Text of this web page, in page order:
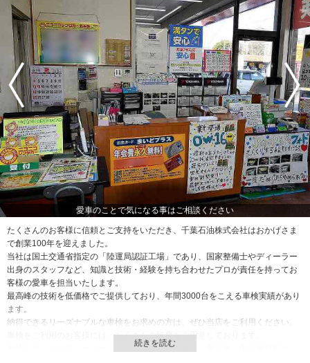
愛車のことで気になる事はご相談ください
たくさんのお客様に信頼とご支持をいただき、千葉石油株式会社はおかげさま
で創業100年を迎えました。
当社は国土交通省指定の「陸運局認証工場」であり、国家整備士やディーラー
出身のスタッフなど、知識と技術・経験を持ち合わせたプロが責任を持ってお
客様の愛車を担当いたします。
最高峰の技術を低価格でご提供しており、年間3000台をこえる車検実績があり
ます。
納得できるリーズナブルな車検をお求めの方は、ぜひ当店をご利用ください。
車検をご利用のお客様には、たくさんの特典をご用意しております。
車検以外にもボディーコーティング、傷へこみ修理、新古車・中古車買取およ